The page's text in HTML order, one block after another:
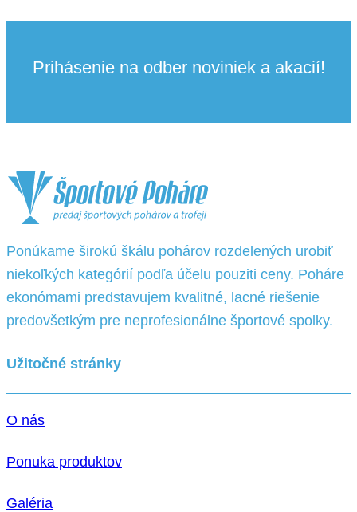
Prihásenie na odber noviniek a akacií!
Ponúkame širokú škálu pohárov rozdelených urobiť
niekoľkých kategórií podľa účelu pouziti ceny. Poháre
ekonómami predstavujem kvalitné, lacné riešenie
predovšetkým pre neprofesionálne športové spolky.
Užitočné stránky
O nás
Ponuka produktov
Galéria